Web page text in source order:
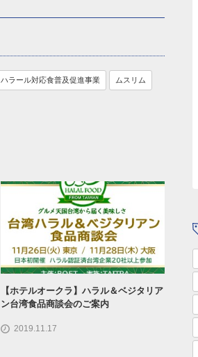
ハラール対応食普及促進事業 ムスリム
【ホテルオークラ】ハラル＆ベジタリア
ン台湾食品商談会のご案内
2019.11.17